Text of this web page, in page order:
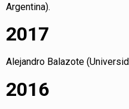
Argentina).
2017
Alejandro Balazote
2016